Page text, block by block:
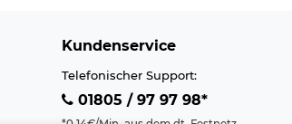
Kundenservice
Telefonischer Support:
01805 / 97 97 98*